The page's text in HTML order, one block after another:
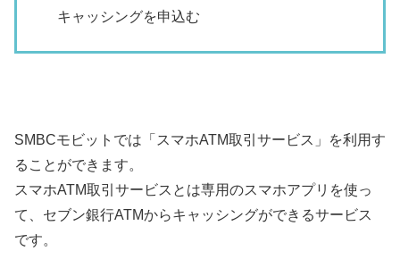
キャッシングを申込む
SMBCモビットでは「スマホATM取引サービス」を利用す
ることができます。
スマホATM取引サービスとは専用のスマホアプリを使っ
て、セブン銀行ATMからキャッシングができるサービス
です。